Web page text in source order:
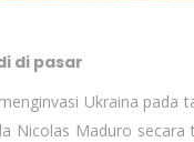
di pasar
Ukraina pada
Nicolas Maduro